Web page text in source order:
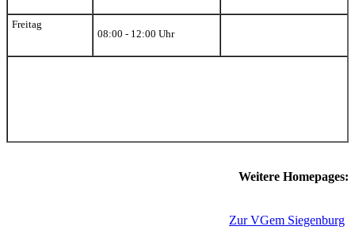
Freitag
08:00 - 12:00 Uhr
Weitere Homepages:
Zur VGem Siegenburg